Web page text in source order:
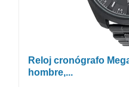
Reloj cronógrafo
hombre,...